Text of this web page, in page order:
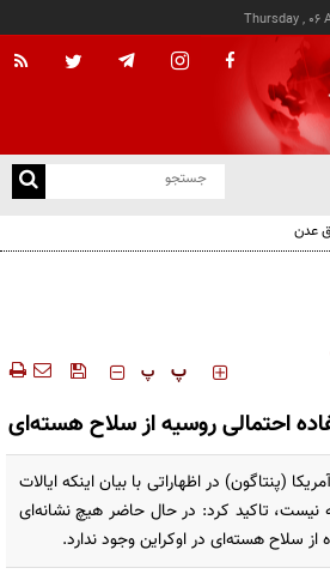
Thursday , 06
عدن
‍‍‍ پ پ
احتمالی روسیه از سلاح هسته‌ای
(پنتاگون) در اظهاراتی با بیان اینکه ایالات
تاکید کرد: در حال حاضر هیچ نشانه‌ای
از سلاح هسته‌ای در اوکراین وجود ندارد.